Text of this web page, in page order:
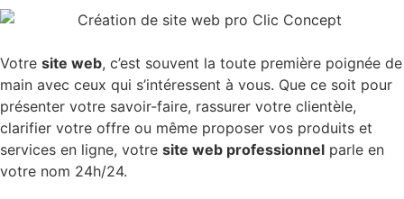
Votre site web, c’est souvent la toute première poignée de
main avec ceux qui s’intéressent à vous. Que ce soit pour
présenter votre savoir-faire, rassurer votre clientèle,
clarifier votre offre ou même proposer vos produits et
services en ligne, votre site web professionnel parle en
votre nom 24h/24.